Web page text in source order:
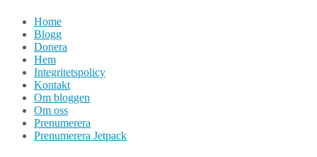
Hoppa
innehåll
Home
Blogg
Donera
Hem
Integritetspolicy
Kontakt
Om bloggen
Om oss
Prenumerera
Prenumerera Jetpack